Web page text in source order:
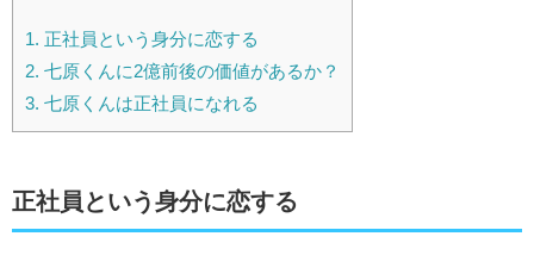
1. 正社員という身分に恋する
2. 七原くんに2億前後の価値があるか？
3. 七原くんは正社員になれる
正社員という身分に恋する